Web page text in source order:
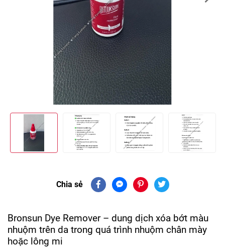
Chia sẻ
Bronsun Dye Remover – dung dịch xóa bớt màu
nhuộm trên da trong quá trình nhuộm chân mày
hoặc lông mi